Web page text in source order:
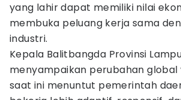
yang lahir dapat memiliki nilai
membuka peluang kerja sama
industri.
Kepala Balitbangda Provinsi
menyampaikan perubahan global
saat ini menuntut pemerintah